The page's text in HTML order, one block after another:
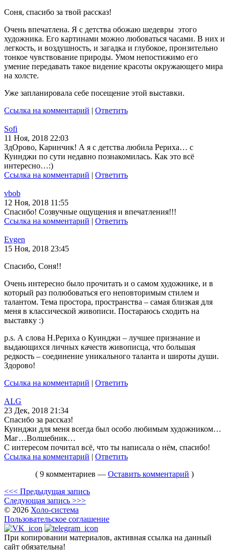
Соня, спасибо за твой рассказ!
Очень впечатлена. Я с детства обожаю шедевры этого
художника. Его картинами можно любоваться часами. В них и
легкость, и воздушность, и загадка и глубокое, пронзительно
тонкое чувствование природы. Умом непостижимо его
умение передавать такое видение красоты окружающего мира
на холсте.
Уже запланировала себе посещение этой выставки.
Ссылка на комментарий
Ответить
Sofi
11 Ноя, 2018 22:03
ЗдОрово, Каринчик! А я с детства любила Рериха… с
Куинджи по сути недавно познакомилась. Как это всё
интересно…:)
Ссылка на комментарий
Ответить
vbob
12 Ноя, 2018 11:55
Спасибо! Созвучные ощущения и впечатления!!!
Ссылка на комментарий
Ответить
Evgen
15 Ноя, 2018 23:45
Спасибо, Соня!!
Очень интересно было прочитать и о самом художнике, и в
который раз полюбоваться его неповторимым стилем и
талантом. Тема простора, пространства – самая близкая для
меня в классической живописи. Постараюсь сходить на
выставку :)
p.s. А слова Н.Рериха о Куинджи – лучшее признание и
выдающихся личных качеств живописца, что большая
редкость – соединение уникального таланта и широты души.
Здорово!
Ссылка на комментарий
Ответить
ALG
23 Дек, 2018 21:34
Спасибо за рассказ!
Куинджи для меня всегда был особо любимым художником…
Маг…Волшебник…
С интересом почитал всё, что ты написала о нём, спасибо!
Ссылка на комментарий
Ответить
( 9 комментариев — Оставить комментарий )
<<< Предыдущая запись
Следующая запись >>>
© 2026 Холо-система
Пользовательское соглашение
При копировании материалов, активная ссылка на данный
сайт обязательна!